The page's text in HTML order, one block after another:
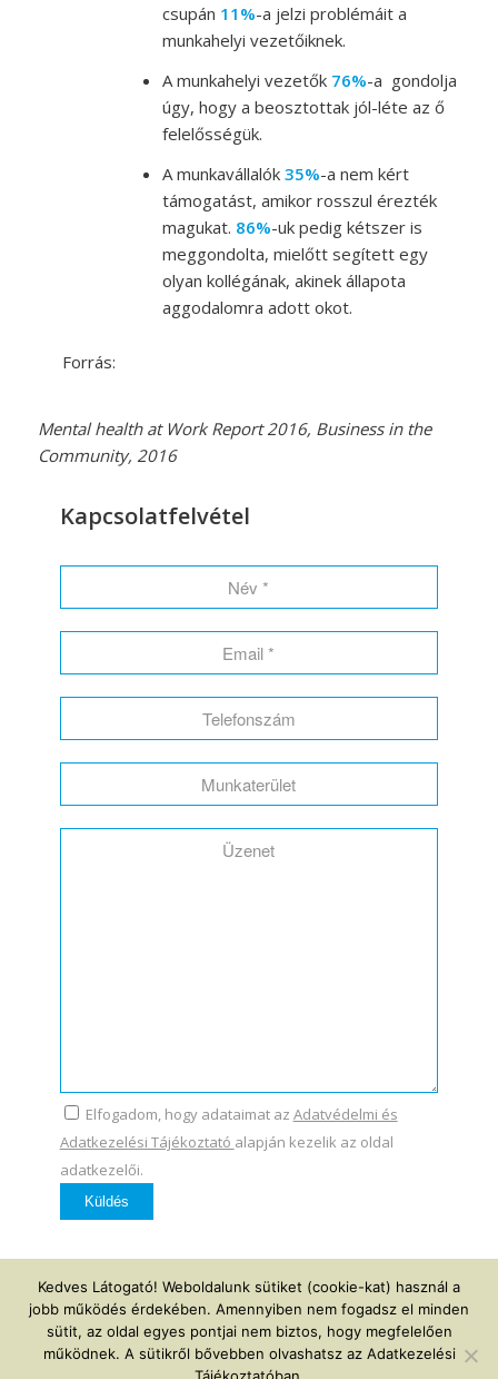
csupán 11%-a jelzi problémáit a
munkahelyi vezetőiknek.
A munkahelyi vezetők 76%-a gondolja
úgy, hogy a beosztottak jól-léte az ő
felelősségük.
A munkavállalók35%-a nem kért
támogatást, amikor rosszul érezték
magukat. 86%-uk pedig kétszer is
meggondolta, mielőtt segített egy
olyan kollégának, akinek állapota
aggodalomra adott okot.
Forrás:
Mental health at Work Report 2016, Business in the
Community, 2016
Kapcsolatfelvétel
Elfogadom, hogy adataimat az Adatvédelmi és
Adatkezelési Tájékoztató alapján kezelik az oldal
adatkezelői.
elettukor@elettukor.hu
Kedves Látogató! Weboldalunk sütiket (cookie-kat) használ a
jobb működés érdekében. Amennyiben nem fogadsz el minden
sütit, az oldal egyes pontjai nem biztos, hogy megfelelően
működnek. A sütikről bővebben olvashatsz az Adatkezelési